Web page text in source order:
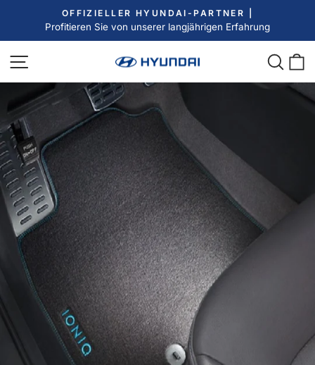
Inhalt
Pause
OFFIZIELLER HYUNDAI-PARTNER |
Profitieren Sie von unserer langjährigen Erfahrung
Seitennavigation